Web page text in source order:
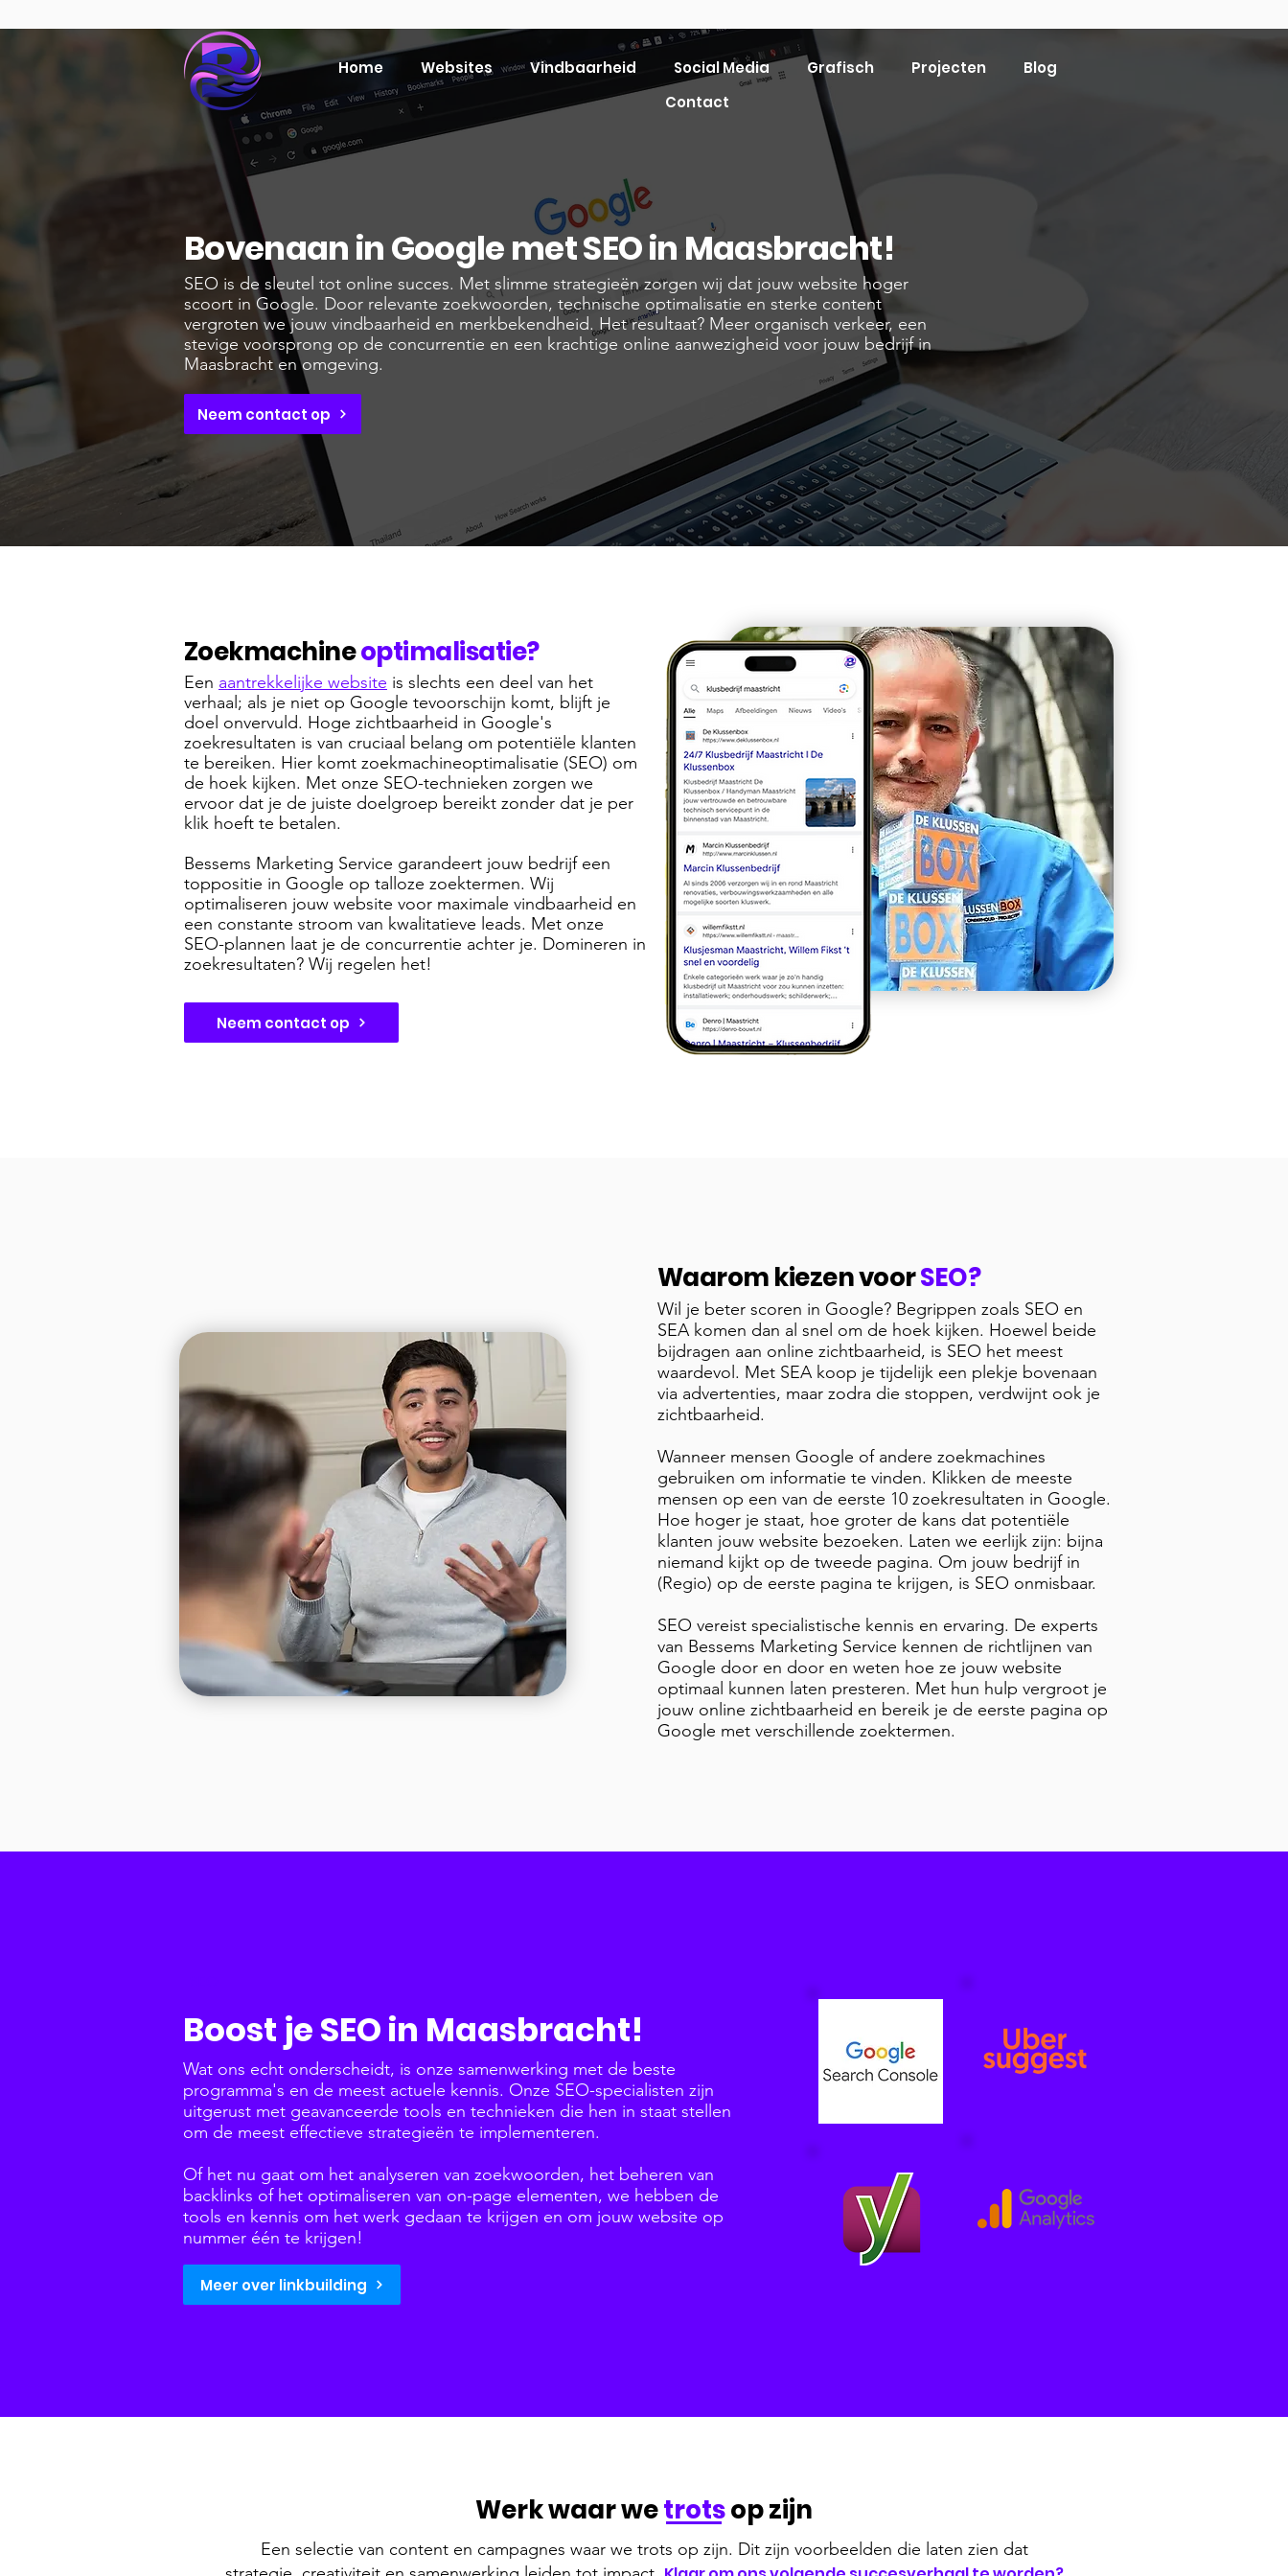
Home Websites Vindbaarheid Social Media Grafisch Projecten
Blog
Contact
Bovenaan in Google met SEO in Maasbracht!
​SEO is de sleutel tot online succes. Met slimme strategieën zorgen wij dat jouw website hoger
scoort in Google. Door relevante zoekwoorden, technische optimalisatie en sterke content
vergroten we jouw vindbaarheid en merkbekendheid. Het resultaat? Meer organisch verkeer, een
stevige voorsprong op de concurrentie en een krachtige online aanwezigheid voor jouw bedrijf in
Maasbracht en omgeving.
Neem contact op
Zoekmachineoptimalisatie?
Een aantrekkelijke website is slechts een deel van het
verhaal; als je niet op Google tevoorschijn komt, blijft je
doel onvervuld. Hoge zichtbaarheid in Google's
zoekresultaten is van cruciaal belang om potentiële klanten
te bereiken. Hier komt zoekmachineoptimalisatie (SEO) om
de hoek kijken. Met onze SEO-technieken zorgen we
ervoor dat je de juiste doelgroep bereikt zonder dat je per
klik hoeft te betalen.
Bessems Marketing Service garandeert jouw bedrijf een
toppositie in Google op talloze zoektermen. Wij
optimaliseren jouw website voor maximale vindbaarheid en
een constante stroom van kwalitatieve leads. Met onze
SEO-plannen laat je de concurrentie achter je. Domineren in
zoekresultaten? Wij regelen het!
Neem contact op
Waarom kiezen voorSEO?
Wil je beter scoren in Google? Begrippen zoals SEO en
SEA komen dan al snel om de hoek kijken. Hoewel beide
bijdragen aan online zichtbaarheid, is SEO het meest
waardevol. Met SEA koop je tijdelijk een plekje bovenaan
via advertenties, maar zodra die stoppen, verdwijnt ook je
zichtbaarheid.
Wanneer mensen Google of andere zoekmachines
gebruiken om informatie te vinden. Klikken de meeste
mensen op een van de eerste 10 zoekresultaten in Google.
Hoe hoger je staat, hoe groter de kans dat potentiële
klanten jouw website bezoeken. Laten we eerlijk zijn: bijna
niemand kijkt op de tweede pagina. Om jouw bedrijf in
(Regio) op de eerste pagina te krijgen, is SEO onmisbaar.
SEO vereist specialistische kennis en ervaring. De experts
van Bessems Marketing Service kennen de richtlijnen van
Google door en door en weten hoe ze jouw website
optimaal kunnen laten presteren. Met hun hulp vergroot je
jouw online zichtbaarheid en bereik je de eerste pagina op
Google met verschillende zoektermen.
Boost je SEO in Maasbracht!
Wat ons echt onderscheidt, is onze samenwerking met de beste
programma's en de meest actuele kennis. Onze SEO-specialisten zijn
uitgerust met geavanceerde tools en technieken die hen in staat stellen
om de meest effectieve strategieën te implementeren.
Of het nu gaat om het analyseren van zoekwoorden, het beheren van
backlinks of het optimaliseren van on-page elementen, we hebben de
tools en kennis om het werk gedaan te krijgen en om jouw website op
nummer één te krijgen!
Meer over linkbuilding
Werk waar wetrotsop zijn
Een selectie van content en campagnes waar we trots op zijn. Dit zijn voorbeelden die laten zien dat